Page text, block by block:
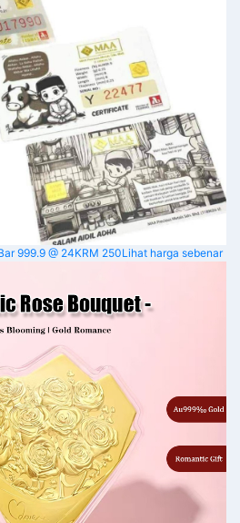
999.9 @ 24KRM 250Lihat harga sebenar